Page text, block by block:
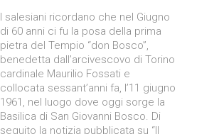
I salesiani ricordano che nel Giugno
di 60 anni ci fu la posa della prima
pietra del Tempio “don Bosco”,
benedetta dall’arcivescovo di Torino
cardinale Maurilio Fossati e
collocata sessant’anni fa, l’11 giugno
1961, nel luogo dove oggi sorge la
Basilica di San Giovanni Bosco. Di
seguito la notizia pubblicata su “Il